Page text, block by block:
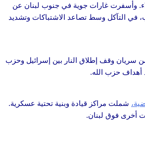
وأسفرت غارات جوية في جنوب لبنان عن
في التآكل وسط تصاعد الاشتباكات وتشديد
سريان وقف إطلاق النار بين إسرائيل وحزب
أهداف حزب الله.
شملت مراكز قيادة وبنية تحتية عسكرية.
أخرى فوق لبنان.